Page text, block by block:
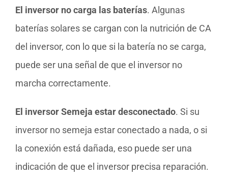
El inversor no carga las baterías. Algunas
baterías solares se cargan con la nutrición de CA
del inversor, con lo que si la batería no se carga,
puede ser una señal de que el inversor no
marcha correctamente.
El inversor Semeja estar desconectado. Si su
inversor no semeja estar conectado a nada, o si
la conexión está dañada, eso puede ser una
indicación de que el inversor precisa reparación.